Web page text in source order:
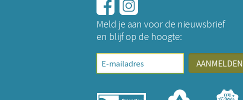
Meld je aan voor de nieuwsbrief
en blijf op de hoogte:
E-
mailadres
AANMELDEN